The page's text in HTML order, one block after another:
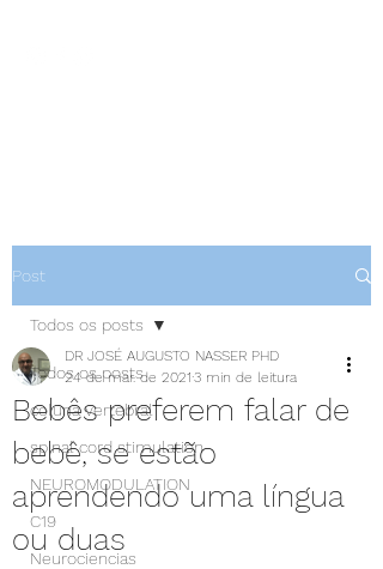
Post
Todos os posts
coluna vertebral
spinal cord stimulation
NEUROMODULATION
C19
Neurociencias
Todos os posts
Bebês preferem falar de
bebê, se estão
aprendendo uma língua
ou duas
DR JOSÉ AUGUSTO NASSER PHD
24 de mar. de 2021 3 min de leitura